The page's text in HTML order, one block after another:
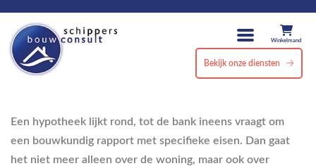
Winkelmand
Bekijk onze diensten
Een hypotheek lijkt rond, tot de bank ineens vraagt om
een bouwkundig rapport met specifieke eisen. Dan gaat
het niet meer alleen over de woning, maar ook over